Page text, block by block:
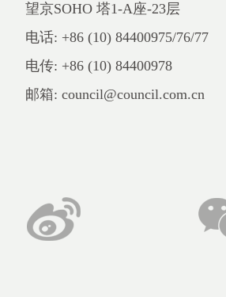
望京SOHO 塔1-A座-23层
电话: +86 (10) 84400975/76/77
电传: +86 (10) 84400978
邮箱: council@council.com.cn